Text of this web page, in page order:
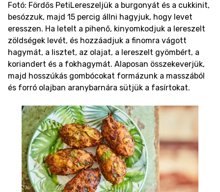
Fotó: Fördős PetiLereszeljük a burgonyát és a cukkinit,
besózzuk, majd 15 percig állni hagyjuk, hogy levet
eresszen. Ha letelt a pihenő, kinyomkodjuk a lereszelt
zöldségek levét, és hozzáadjuk a finomra vágott
hagymát, a lisztet, az olajat, a lereszelt gyömbért, a
koriandert és a fokhagymát. Alaposan összekeverjük,
majd hosszúkás gombócokat formázunk a masszából
és forró olajban aranybarnára sütjük a fasírtokat.